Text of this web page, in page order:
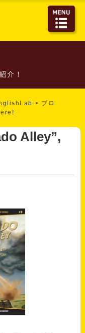
> ブロ
Alley”,